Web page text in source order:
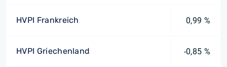
HVPI Frankreich 0,99 %
HVPI Griechenland -0,85 %